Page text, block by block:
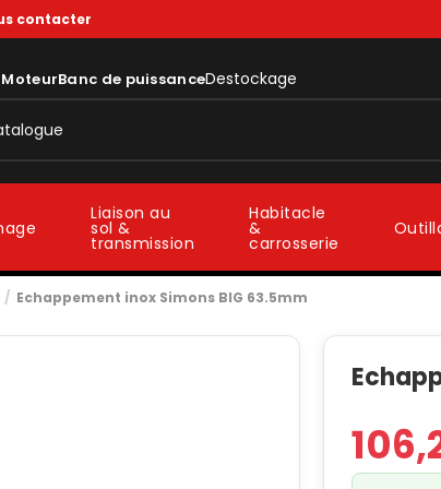
contacter
Banc de puissanceDestockage
Liaison au
sol &
transmission
Habitacle
&
carrosserie
Echappement inox Simons BIG 63.5mm